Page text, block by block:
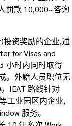
罚款 10,000~咨询
投资奖励的企业,通
for Visas and
小时内同时取得
。外籍人员职位无
IEAT 路线针对
工业园区内企业,
服务。